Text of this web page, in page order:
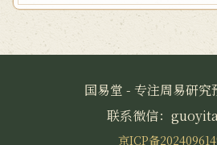
国易堂 - 专注周易研究
联系微信：
京ICP备